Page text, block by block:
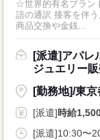
☆世界的有名ブラン
語の通訳 接客を伴
商品交換や金銭...
[派遣]アパレ
ジュエリー
[勤務地]/東
[派遣]時給
[派遣]10:30〜